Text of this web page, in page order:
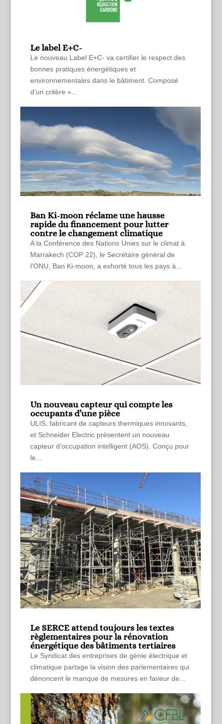
Le label E+C-
Le nouveau Label E+C- va certifier le respect des
bonnes pratiques énergétiques et
environnementales dans le bâtiment. Composé
d’un critère «...
Ban Ki-moon réclame une hausse
rapide du financement pour lutter
contre le changement climatique
A la Conférence des Nations Unies sur le climat à
Marrakech (COP 22), le Secrétaire général de
l'ONU, Ban Ki-moon, a exhorté tous les pays à...
Un nouveau capteur qui compte les
occupants d’une pièce
ULIS, fabricant de capteurs thermiques innovants,
et Schneider Electric présentent un nouveau
capteur d’occupation intelligent (AOS). Conçu pour
le...
Le SERCE attend toujours les textes
règlementaires pour la rénovation
énergétique des bâtiments tertiaires
Le Syndicat des entreprises de génie électrique et
climatique partage la vision des parlementaires qui
dénoncent le manque de mesures en faveur de...